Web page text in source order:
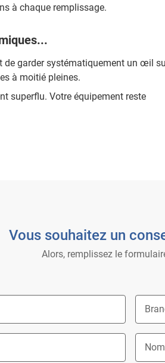
à chaque remplissage.
de garder systématiquement un œil
à moitié pleines.
superflu. Votre équipement reste
Vous souhaitez un
Alors, remplissez le
Nom